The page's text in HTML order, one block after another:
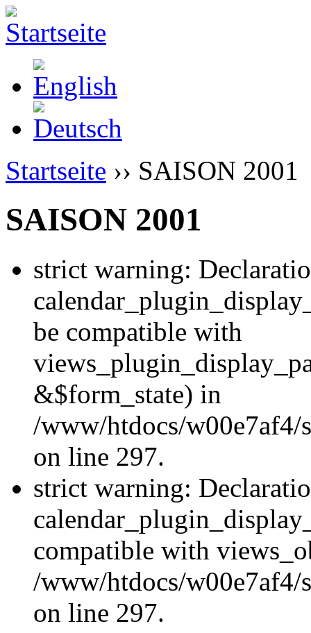
Startseite ›› SAISON 2001
SAISON 2001
strict warning:
be compatible with
&$form_state) in
/www/htdocs/w00e7af4/
on line 297.
strict warning:
compatible with
/www/htdocs/w00e7af4/
on line 297.